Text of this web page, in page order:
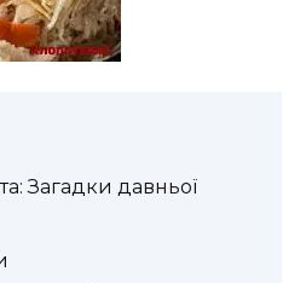
Загадки давньої